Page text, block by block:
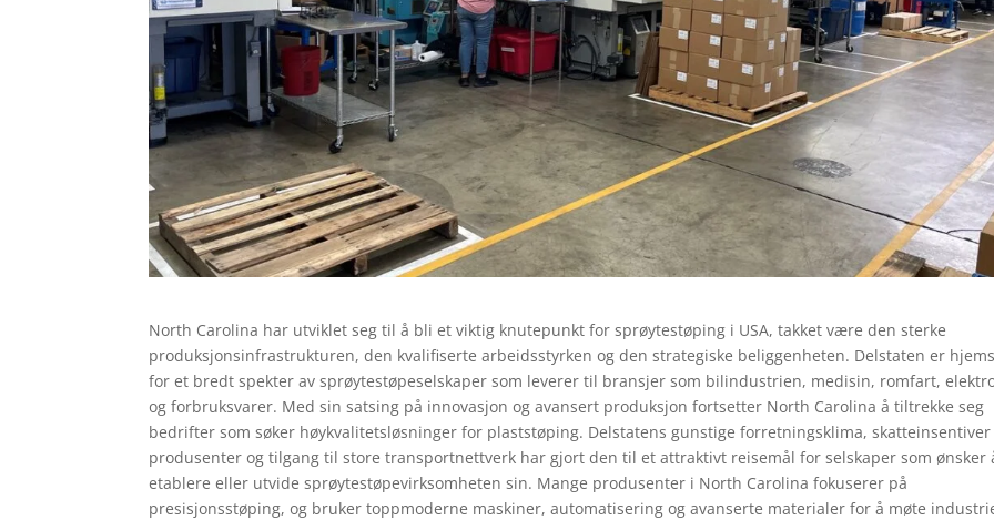
North Carolina har utviklet seg til å bli et viktig knutepunkt for sprøytestøping i USA, takket være den sterke
produksjonsinfrastrukturen, den kvalifiserte arbeidsstyrken og den strategiske beliggenheten. Delstaten er
for et bredt spekter av sprøytestøpeselskaper som leverer til bransjer som bilindustrien, medisin, romfart,
og forbruksvarer. Med sin satsing på innovasjon og avansert produksjon fortsetter North Carolina å tiltrekke seg
bedrifter som søker høykvalitetsløsninger for plaststøping. Delstatens gunstige forretningsklima,
produsenter og tilgang til store transportnettverk har gjort den til et attraktivt reisemål for selskaper som ønsker
etablere eller utvide sprøytestøpevirksomheten sin. Mange produsenter i North Carolina fokuserer på
presisjonsstøping, og bruker toppmoderne maskiner, automatisering og avanserte materialer for å møte